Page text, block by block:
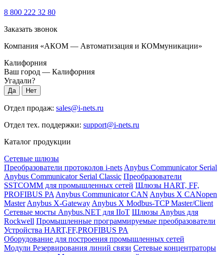
8 800 222 32 80
Заказать звонок
Компания «АКОМ — Автоматизация и КОМмуникации»
Калифорния
Ваш город — Калифорния
Угадали?
Отдел продаж: sales@i-nets.ru
Отдел тех. поддержки: support@i-nets.ru
Каталог продукции
Сетевые шлюзы
Преобразователи протоколов i-nets Anybus Communicator Serial
Anybus Communicator Serial Classic Преобразователи
SSTCOMM для промышленных сетей Шлюзы HART, FF,
PROFIBUS PA Anybus Communicator CAN Anybus X CANopen
Master Anybus X-Gateway Anybus X Modbus-TCP Master/Client
Сетевые мосты Anybus.NET для IIoT Шлюзы Anybus для
Rockwell Промышленные программируемые преобразователи
Устройства HART,FF,PROFIBUS PA
Оборудование для построения промышленных сетей
Модули Резервирования линий связи Сетевые концентраторы